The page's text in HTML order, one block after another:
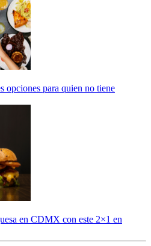
para quien no tiene
en CDMX con este 2×1 en